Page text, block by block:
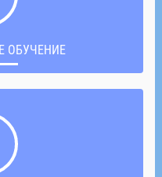
ОБУЧЕНИЕ